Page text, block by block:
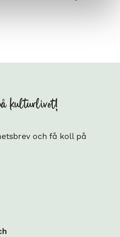
kulturlivet!
och få koll på